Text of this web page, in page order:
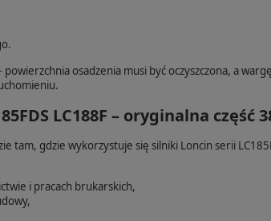
osadzenia musi być oczyszczona, a
LC188F – oryginalna część
tam, gdzie wykorzystuje się silniki Loncin serii
i pracach brukarskich,